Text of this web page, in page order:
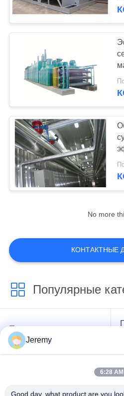
No more
КОНТАКТНЫЕ
Популярные
Производственная
линия ОСБ
Jeremy
6:28 AM
Good day, what product are you